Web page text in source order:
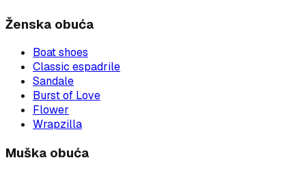
Ženska obuća
Boat shoes
Classic espadrile
Sandale
Burst of Love
Flower
Wrapzilla
Muška obuća